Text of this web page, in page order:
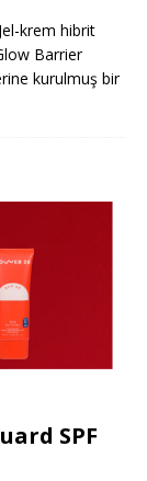
krem hibrit
Barrier
kurulmuş bir
SPF